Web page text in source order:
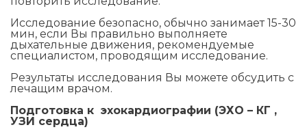
Исследование безопасно, обычно занимает 15-30
мин, если Вы правильно выполняете
дыхательные движения, рекомендуемые
специалистом, проводящим исследование.
Результаты исследования Вы можете обсудить с
лечащим врачом.
Подготовка к эхокардиографии (ЭХО – КГ ,
УЗИ сердца)